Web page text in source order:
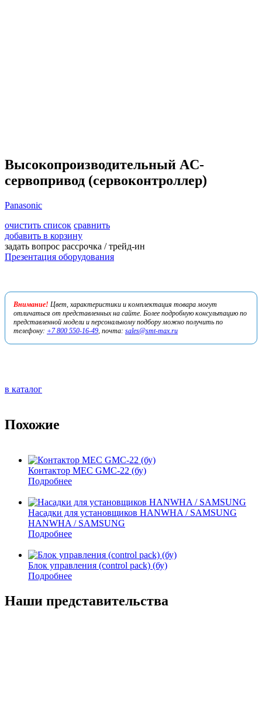
Высокопроизводительный AC-
сервопривод (сервоконтроллер)
Panasonic
очистить список сравнить
добавить в корзину
задать вопрос рассрочка / трейд-ин
Презентация оборудования
Внимание! Цвет, характеристики и комплектация товара могут
отличаться от представленных на сайте. Более подробную консультацию по
представленной модели и персональному подбору можно получить по
телефону: +7 800 550-16-49, почта: sales@smt-max.ru
в каталог
Похожие
Контактор MEC GMC-22 (бу)
Подробнее
Насадки для установщиков HANWHA / SAMSUNG
HANWHA / SAMSUNG
Подробнее
Блок управления (control pack) (бу)
Подробнее
Наши представительства